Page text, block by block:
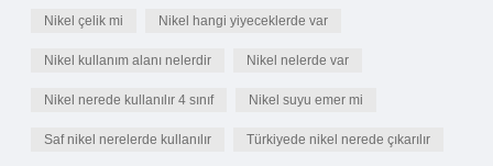
Nikel çelik mi Nikel hangi yiyeceklerde var
Nikel kullanım alanı nelerdir Nikel nelerde var
Nikel nerede kullanılır 4 sınıf Nikel suyu emer mi
Saf nikel nerelerde kullanılır Türkiyede nikel nerede çıkarılır